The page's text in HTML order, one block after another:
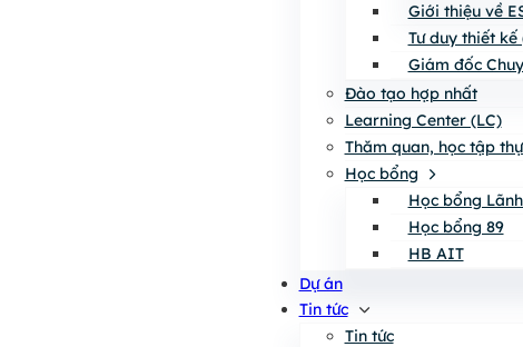
Giới thiệu về
Tư duy thiết kế
Giám đốc
Đào tạo hợp nhất
Learning Center (LC)
Thăm quan, học tập
Học bổng
Học bổng
Học bổng 89
HB AIT
Dự án
Tin tức
Tin tức